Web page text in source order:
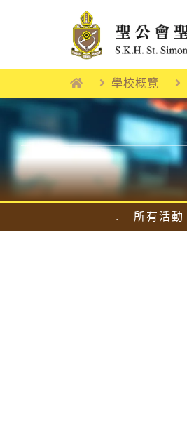
學校概覽
. 所有活動